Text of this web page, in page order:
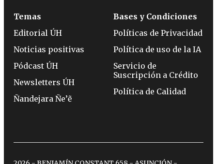
Temas
Editorial ÚH
Noticias positivas
Pódcast ÚH
Newsletters ÚH
Ñandejara Ñe’ẽ
Bases y Condiciones
Políticas de Privacidad
Política de uso de la IA
Servicio de
Suscripción a Crédito
Política de Calidad